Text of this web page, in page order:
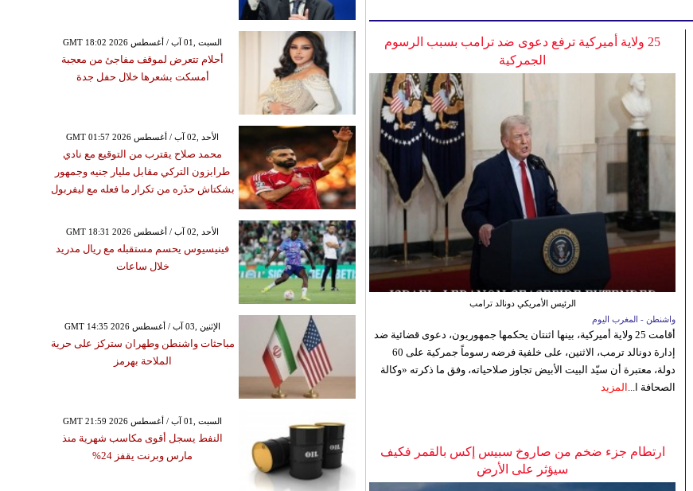
25 ولاية أميركية ترفع دعوى ضد ترامب بسبب الرسوم
الجمركية
الرئيس الأمريكي دونالد ترامب
واشنطن - المغرب اليوم
أقامت 25 ولاية أميركية، بينها اثنتان يحكمها جمهوريون، دعوى قضائية ضد
إدارة دونالد ترمب، الاثنين، على خلفية فرضه رسوماً جمركية على 60
دولة، معتبرة أن سيّد البيت الأبيض تجاوز صلاحياته، وفق ما ذكرته «وكالة
الصحافة ا... المزيد
ارتطام جزء ضخم من صاروخ سبيس إكس بالقمر فكيف
سيؤثر على الأرض
GMT 18:02 2026 السبت ,01 آب / أغسطس
أحلام تتعرض لموقف مفاجئ من معجبة
أمسكت بشعرها خلال حفل جدة
GMT 01:57 2026 الأحد ,02 آب / أغسطس
محمد صلاح يقترب من التوقيع مع نادي
طرابزون التركي مقابل مليار جنيه وجمهور
بشكتاش حذَره من تكرار ما فعله مع ليفربول
GMT 18:31 2026 الأحد ,02 آب / أغسطس
فينيسيوس يحسم مستقبله مع ريال مدريد
خلال ساعات
GMT 14:35 2026 الإثنين ,03 آب / أغسطس
مباحثات واشنطن وطهران ستركز على حرية
الملاحة بهرمز
GMT 21:59 2026 السبت ,01 آب / أغسطس
النفط يسجل أقوى مكاسب شهرية منذ
مارس وبرنت يقفز 24%